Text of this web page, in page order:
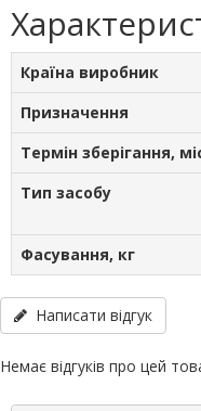
Країна виробник
Призначення
Термін зберігання,
Тип засобу
Фасування, кг
Написати відгук
Немає відгуків про цей